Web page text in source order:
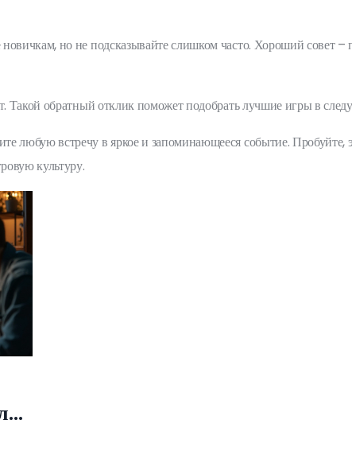
но не подсказывайте слишком часто. Хороший совет –
Такой обратный отклик поможет подобрать лучшие игры в
любую встречу в яркое и запоминающееся событие.
культуру.